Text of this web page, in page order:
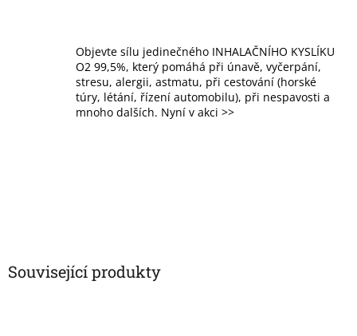
Objevte sílu jedinečného INHALAČNÍHO KYSLÍKU
O2 99,5%, který pomáhá při únavě, vyčerpání,
stresu, alergii, astmatu, při cestování (horské
túry, létání, řízení automobilu), při nespavosti a
mnoho dalších. Nyní v akci >>
Související produkty